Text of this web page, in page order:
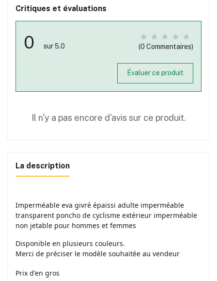
Critiques et évaluations
0 sur 5.0 (0 Commentaires)
Évaluer ce produit
Il n'y a pas encore d'avis sur ce produit.
La description
Imperméable eva givré épaissi adulte imperméable
transparent poncho de cyclisme extérieur imperméable
non jetable pour hommes et femmes
Disponible en plusieurs couleurs.
Merci de préciser le modèle souhaitée au vendeur
Prix d'en gros